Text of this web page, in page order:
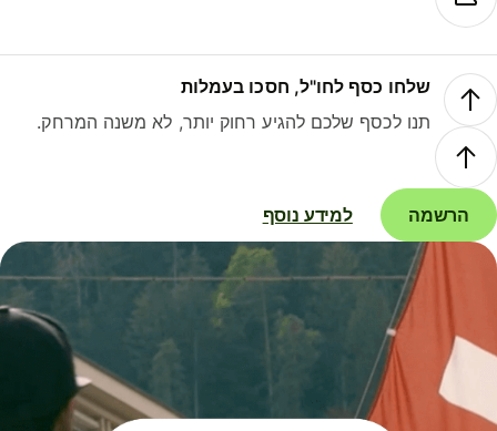
שלחו כסף לחו"ל, חסכו בעמלות
תנו לכסף שלכם להגיע רחוק יותר, לא משנה המרחק.
הרשמה למידע נוסף